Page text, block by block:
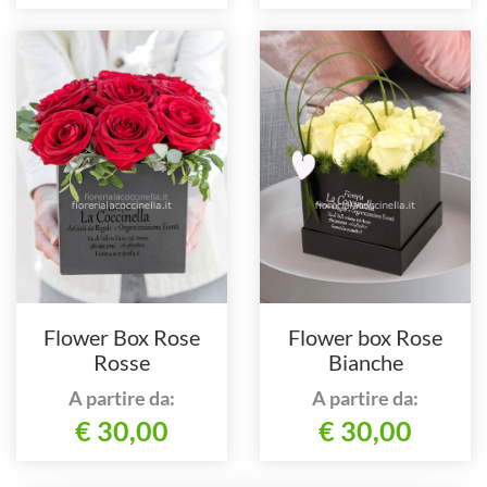
Flower Box Rose
Rosse
A partire da:
€ 30,00
Flower box Rose
Bianche
A partire da:
€ 30,00